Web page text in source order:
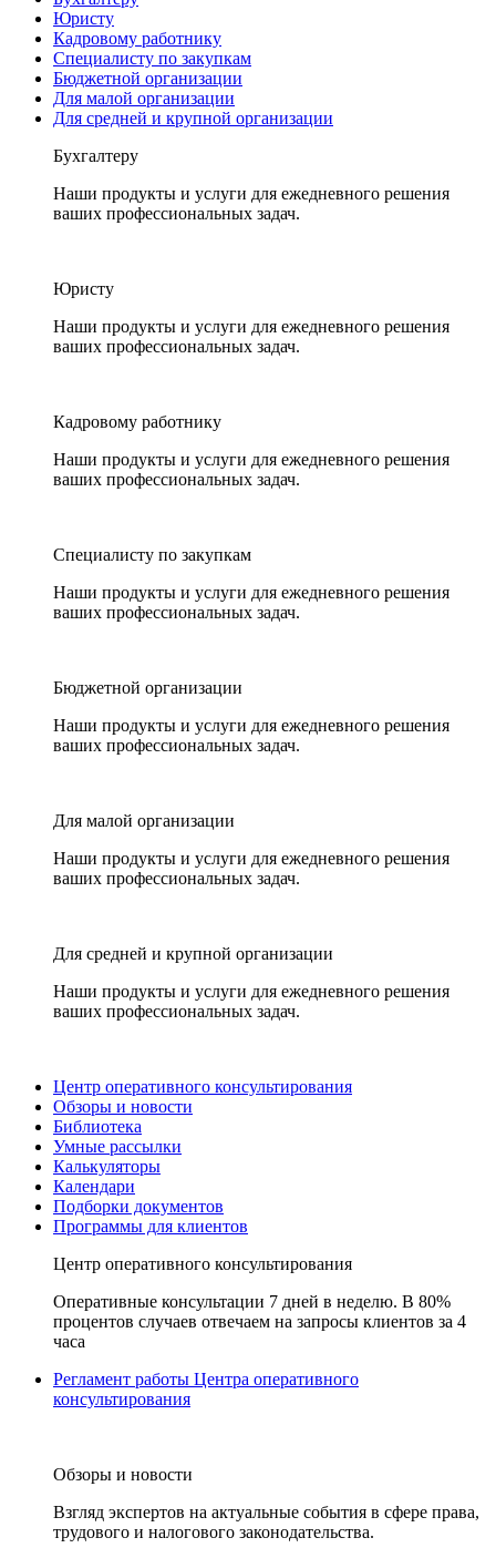
Юристу
Кадровому работнику
Специалисту по закупкам
Бюджетной организации
Для малой организации
Для средней и крупной организации
Бухгалтеру
Наши продукты и услуги для ежедневного решения
ваших профессиональных задач.
Юристу
Наши продукты и услуги для ежедневного решения
ваших профессиональных задач.
Кадровому работнику
Наши продукты и услуги для ежедневного решения
ваших профессиональных задач.
Специалисту по закупкам
Наши продукты и услуги для ежедневного решения
ваших профессиональных задач.
Бюджетной организации
Наши продукты и услуги для ежедневного решения
ваших профессиональных задач.
Для малой организации
Наши продукты и услуги для ежедневного решения
ваших профессиональных задач.
Для средней и крупной организации
Наши продукты и услуги для ежедневного решения
ваших профессиональных задач.
Центр оперативного консультирования
Обзоры и новости
Библиотека
Умные рассылки
Калькуляторы
Календари
Подборки документов
Программы для клиентов
Центр оперативного консультирования
Оперативные консультации 7 дней в неделю. В 80%
процентов случаев отвечаем на запросы клиентов за 4
часа
Регламент работы Центра оперативного
консультирования
Обзоры и новости
Взгляд экспертов на актуальные события в сфере права,
трудового и налогового законодательства.